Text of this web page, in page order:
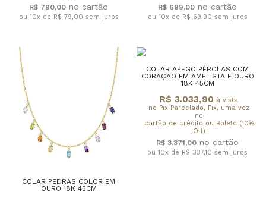
R$ 790,00
ou 10x de R$ 79,00 sem juros
R$ 699,00
ou 10x de R$ 69,90 sem juros
COLAR PEDRAS COLOR EM
OURO 18K 45CM
COLAR APEGO PÉROLAS COM
CORAÇÃO EM AMETISTA E OURO
18K 45CM
R$ 3.033,90 à vista
no Pix Parcelado, Pix, uma vez
no
cartão de crédito ou Boleto (10%
Off)
R$ 3.371,00
ou 10x de R$ 337,10 sem juros